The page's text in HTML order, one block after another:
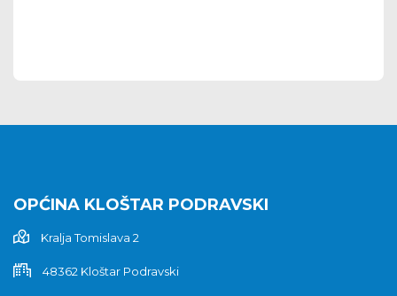
OPĆINA KLOŠTAR PODRAVSKI
Kralja Tomislava 2
48362 Kloštar Podravski